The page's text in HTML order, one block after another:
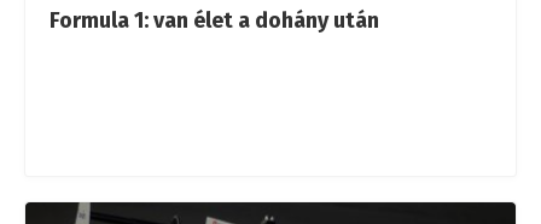
Formula 1: van élet a dohány után